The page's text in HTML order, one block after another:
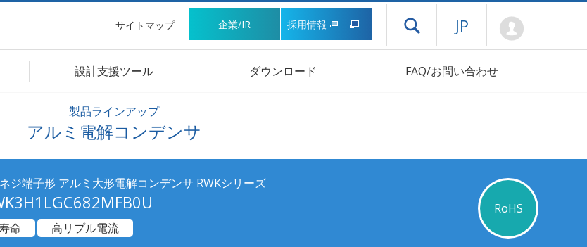
サイトマップ 企業/IR 採用情報 ドロワーメニューを開く
JP
設計支援ツール ダウンロード FAQ/お問い合わせ
製品ラインアップ
アルミ電解コンデンサ
ジ端子形 アルミ大形電解コンデンサ RWKシリーズ
RoHS
命
高リプル電流